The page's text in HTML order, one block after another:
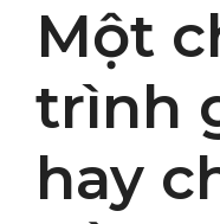
Một
trình
hay